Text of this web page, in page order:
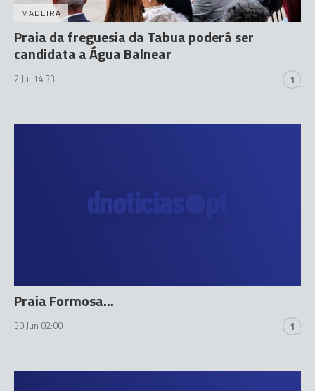
MADEIRA
Praia da freguesia da Tabua poderá ser
candidata a Água Balnear
2 Jul 14:33 1
Praia Formosa...
30 Jun 02:00 1